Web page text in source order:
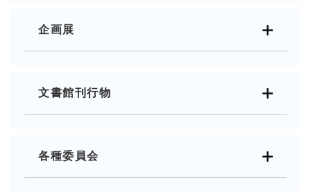
企画展
文書館刊行物
各種委員会